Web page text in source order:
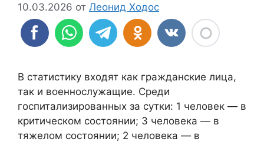
10.03.2026 от Леонид Ходос
В статистику входят как гражданские лица,
так и военнослужащие. Среди
госпитализированных за сутки: 1 человек — в
критическом состоянии; 3 человека — в
тяжелом состоянии; 2 человека — в